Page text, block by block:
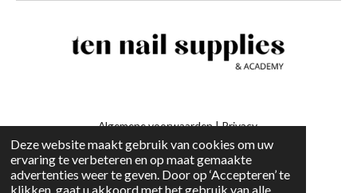
Deze website maakt gebruik van cookies om uw
ervaring te verbeteren en op maat gemaakte
advertenties weer te geven. Door op ‘Accepteren’ te
klikken, gaat u akkoord met het gebruik van alle
Algemene voorwaarden|Privacy
-